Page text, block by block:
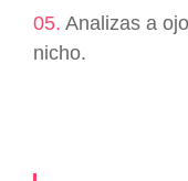
05. Analizas a
nicho.